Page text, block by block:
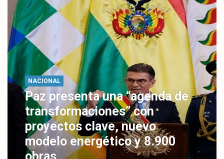
NACIONAL
Paz presenta una “agenda de
transformaciones” con
proyectos clave, nuevo
modelo energético y 8.900